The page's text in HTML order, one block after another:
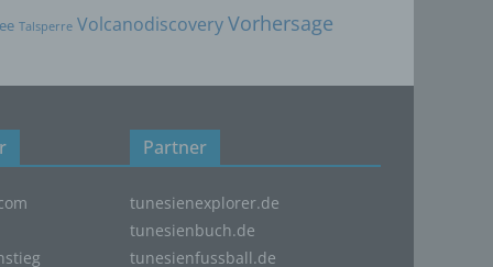
Talsperre VolcanodiscoveryVorhersage
Partner
tunesienexplorer.de
tunesienbuch.de
tunesienfussball.de